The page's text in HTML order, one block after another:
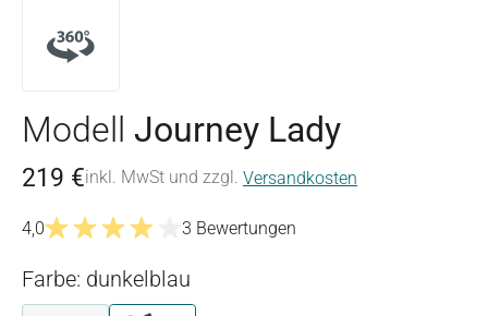
Modell Journey Lady
219 €inkl. MwSt und zzgl. Versandkosten
4,0
3 Bewertungen
Farbe: dunkelblau